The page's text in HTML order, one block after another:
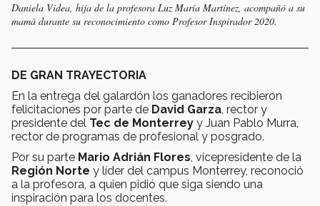
Daniela Videa, hija de la profesora Luz María Martínez, acompañó a su
mamá durante su reconocimiento como Profesor Inspirador 2020.
DE GRAN TRAYECTORIA
En la entrega del galardón los ganadores recibieron
felicitaciones por parte de David Garza, rector y
presidente del Tec de Monterrey y Juan Pablo Murra,
rector de programas de profesional y posgrado.
Por su parte Mario Adrián Flores, vicepresidente de la
Región Norte y líder del campus Monterrey, reconoció
a la profesora, a quien pidió que siga siendo una
inspiración para los docentes.